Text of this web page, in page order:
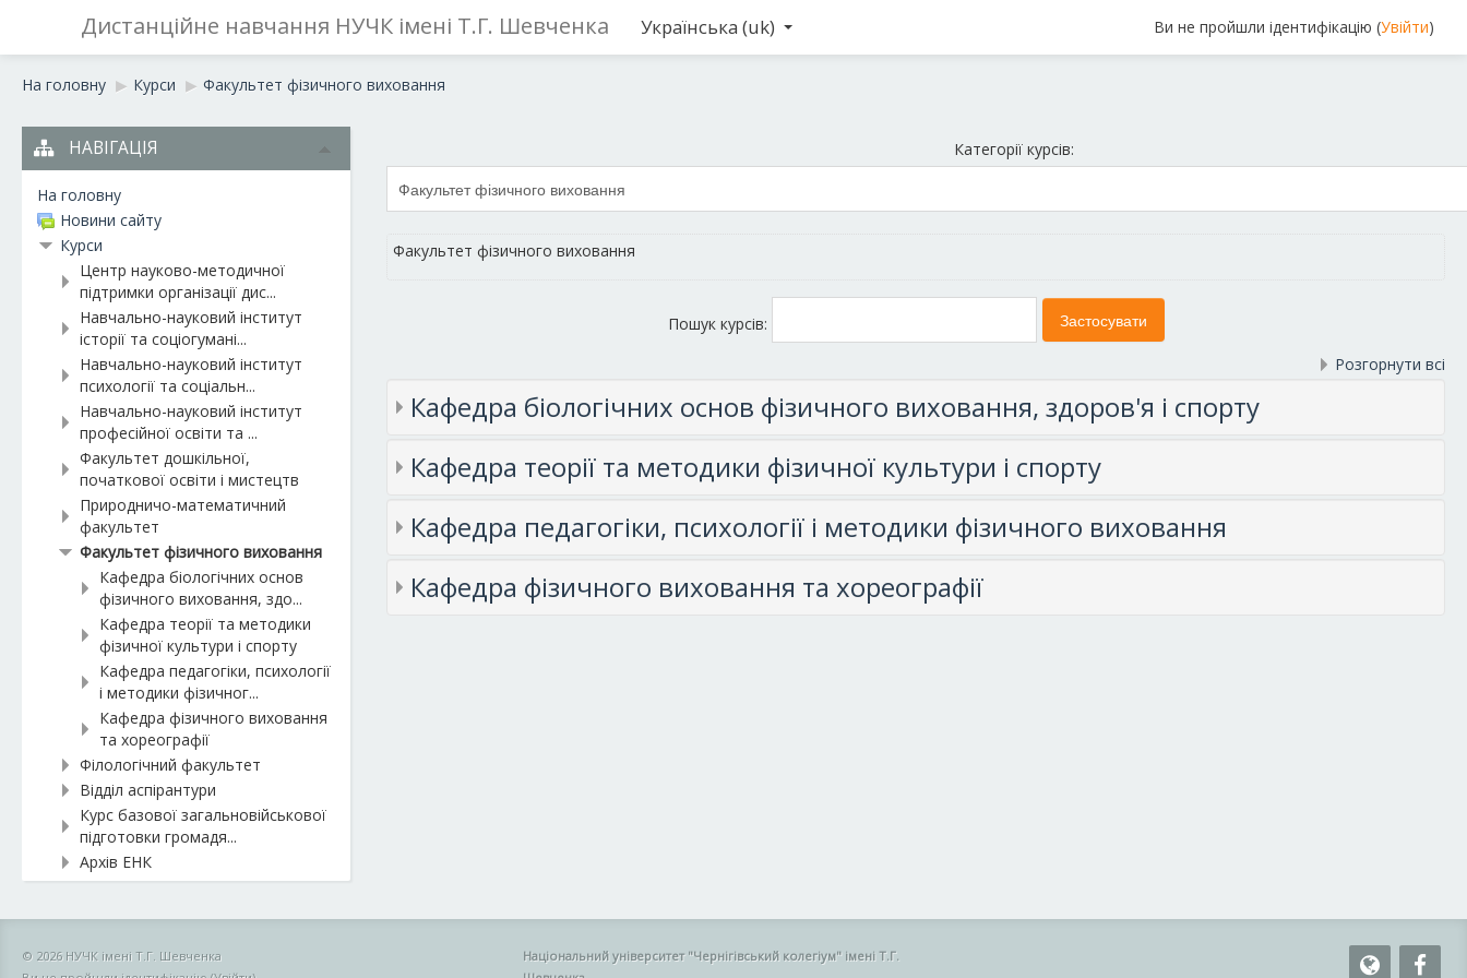
Дистанційне навчання НУЧК імені Т.Г. Шевченка Ви не пройшли ідентифікацію (Увійти)
Українська ‎(uk)‎
На головну ▶︎ Курси ▶︎ Факультет фізичного виховання
Категорії курсів:
Факультет фізичного виховання
Пошук курсів:
Розгорнути всі
Кафедра біологічних основ фізичного виховання, здоров'я і спорту
Кафедра теорії та методики фізичної культури і спорту
Кафедра педагогіки, психології і методики фізичного виховання
Кафедра фізичного виховання та хореографії
НАВІГАЦІЯ
На головну
Новини сайту
Курси
Центр науково-методичної
підтримки організації дис...
Навчально-науковий інститут
історії та соціогумані...
Навчально-науковий інститут
психології та соціальн...
Навчально-науковий інститут
професійної освіти та ...
Факультет дошкільної,
початкової освіти і мистецтв
Природничо-математичний
факультет
Факультет фізичного виховання
Кафедра біологічних основ
фізичного виховання, здо...
Кафедра теорії та методики
фізичної культури і спорту
Кафедра педагогіки, психології
і методики фізичног...
Кафедра фізичного виховання
та хореографії
Філологічний факультет
Відділ аспірантури
Курс базової загальновійськової
підготовки громадя...
Архів ЕНК
© 2026 НУЧК імені Т.Г. Шевченка
Національний університет "Чернігівський колегіум" імені Т.Г.